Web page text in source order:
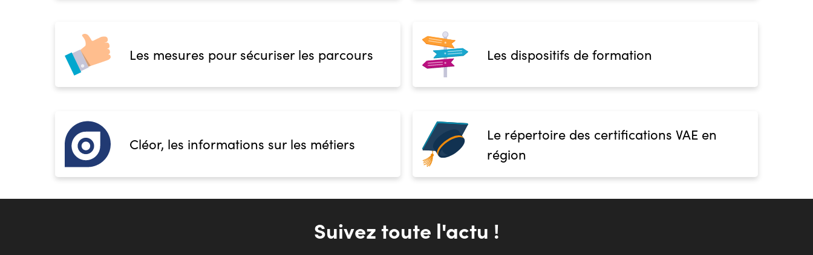
Les mesures pour sécuriser les parcours Les dispositifs de formation
Cléor, les informations sur les métiers
Le répertoire des certifications VAE en
région
Suivez toute l'actu !